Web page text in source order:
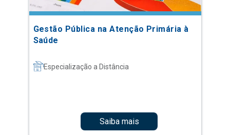
Gestão Pública na Atenção Primária à
Saúde
Especialização a Distância
Saiba mais